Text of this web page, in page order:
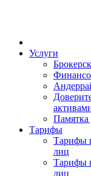
Услуги
Памятка
Тарифы
Тарифы
лиц
Тарифы
лиц